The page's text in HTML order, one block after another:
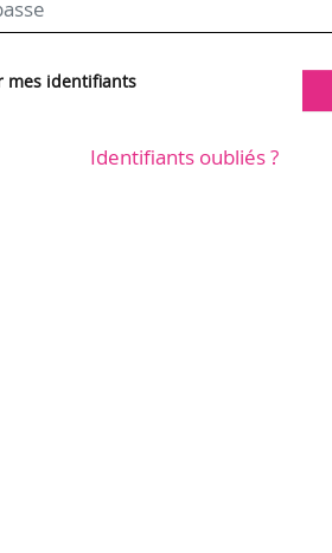
mes identifiants
Identifiants oubliés ?